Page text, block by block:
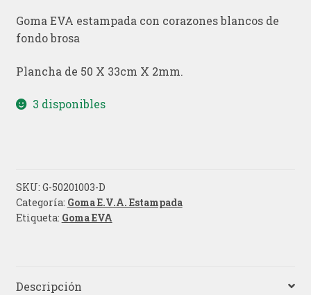
Goma EVA estampada con corazones blancos de
fondo brosa
Plancha de 50 X 33cm X 2mm.
3 disponibles
SKU: G-50201003-D
Categoría: Goma E.V.A. Estampada
Etiqueta: Goma EVA
Descripción